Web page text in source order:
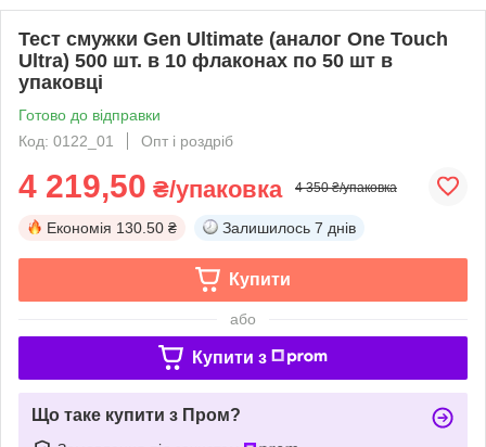
Тест смужки Gen Ultimate (аналог One Touch
Ultra) 500 шт. в 10 флаконах по 50 шт в
упаковці
Готово до відправки
Код: 0122_01
Опт і роздріб
4 219,50 ₴/упаковка 4 350 ₴/упаковка
Економія 130.50 ₴ Залишилось 7 днів
Купити
або
Купити з
Що таке купити з Пром?